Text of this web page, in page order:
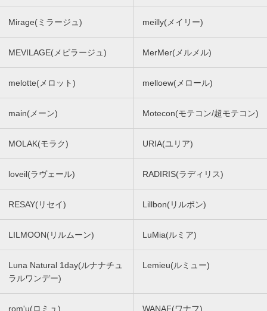
Mirage(ミラージュ) meilly(メイリー)
MEVILAGE(メビラージュ) MerMer(メルメル)
melotte(メロット) melloew(メロール)
main(メーン) Motecon(モテコン/超モテコン)
MOLAK(モラク) URIA(ユリア)
loveil(ラヴェール) RADIRIS(ラディリス)
RESAY(リセイ) Lillbon(リルボン)
LILMOON(リルムーン) LuMia(ルミア)
Luna Natural 1day(ルナナチュ
ラルワンデー)
Lemieu(ルミュー)
rom'u(ロミュ) WANAF(ワナフ)